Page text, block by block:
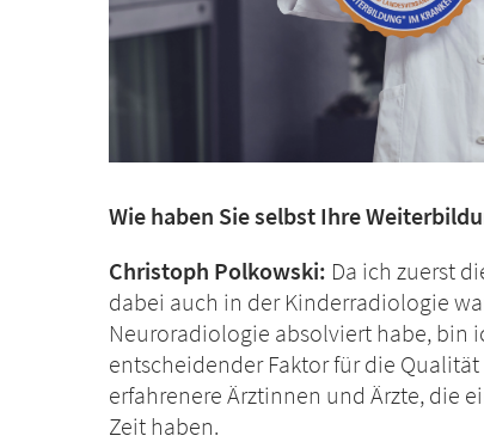
Wie haben Sie selbst Ihre
Christoph Polkowski: Da ich zuerst
dabei auch in der Kinderradiologie
Neuroradiologie absolviert habe, bin
entscheidender Faktor für die
erfahrenere Ärztinnen und Ärzte, die
Zeit haben.